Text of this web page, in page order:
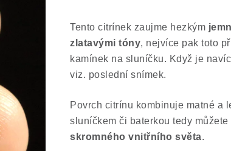
Tento citrínek zaujme hezkým
zlatavými tóny, nejvíce pak toto
kamínek na sluníčku. Když je
viz. poslední snímek.
Povrch citrínu kombinuje matné a
sluníčkem či baterkou tedy můžete
skromného vnitřního světa.